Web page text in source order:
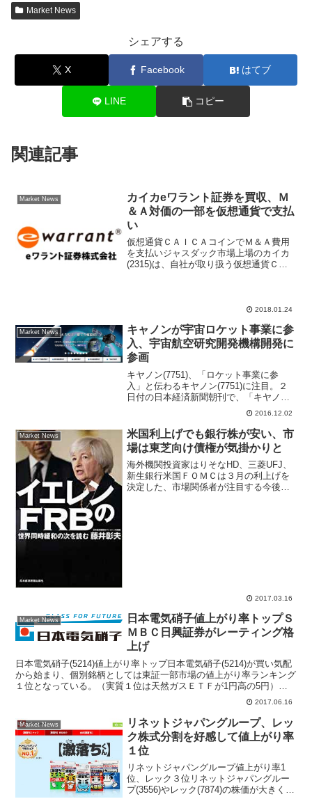
Market News
シェアする
X Facebook はてブ
LINE コピー
関連記事
Market News
カイカeワラント証券を買収、Ｍ
＆Ａ対価の一部を仮想通貨で支払
い
仮想通貨ＣＡＩＣＡコインでＭ＆Ａ費用
を支払いジャスダック市場上場のカイカ
(2315)は、自社が取り扱う仮想通貨ＣＡ
2018.01.24
Market News
キャノンが宇宙ロケット事業に参
入、宇宙航空研究開発機構開発に
参画
キヤノン(7751)、「ロケット事業に参
入」と伝わるキヤノン(7751)に注目。２
日付の日本経済新聞朝刊で、「キヤノン
は宇宙ロケット事業に参入する」と伝え
られた。報道によると、「宇宙航空研究
開発機構（ＪＡＸＡ）が手掛けるミニロ
ケットの開発に...
2016.12.02
Market News
米国利上げでも銀行株が安い、市
場は東芝向け債権が気掛かりと
海外機関投資家はりそなHD、三菱UFJ、
新生銀行米国ＦＯＭＣは３月の利上げを
決定した、市場関係者が注目する今後の
2017.03.16
Market News
日本電気硝子値上がり率トップＳ
ＭＢＣ日興証券がレーティング格
上げ
日本電気硝子(5214)値上がり率トップ日本電気硝子(5214)が買い気配
から始まり、個別銘柄としては東証一部市場の値上がり率ランキング
１位となっている。（実質１位は天然ガスＥＴＦが1円高の5円）Ｓ
2017.06.16
Market News
リネットジャパングループ、レッ
ク株式分割を好感して値上がり率
１位
リネットジャパングループ値上がり率1
位、レック３位リネットジャパングルー
プ(3556)やレック(7874)の株価が大きく値